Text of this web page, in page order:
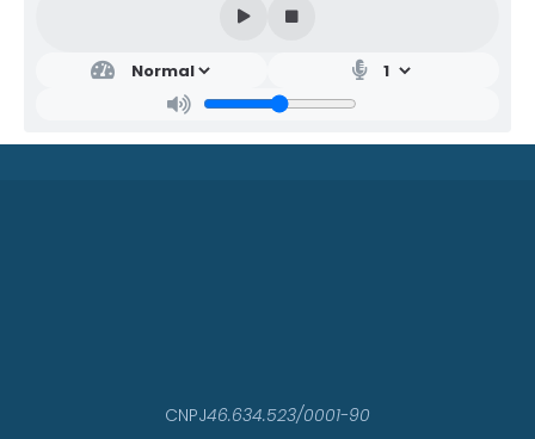
RET
CNPJ46.634.523/0001-90